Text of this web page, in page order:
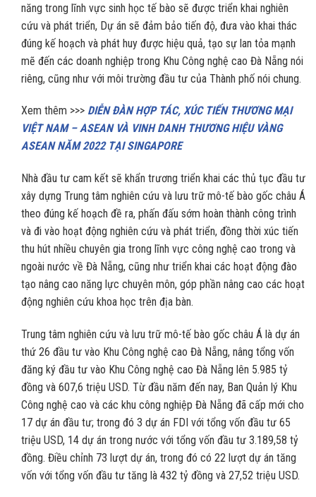
năng trong lĩnh vực sinh học tế bào sẽ được triển khai nghiên
cứu và phát triển, Dự án sẽ đảm bảo tiến độ, đưa vào khai thác
đúng kế hoạch và phát huy được hiệu quả, tạo sự lan tỏa mạnh
mẽ đến các doanh nghiệp trong Khu Công nghệ cao Đà Nẵng nói
riêng, cũng như với môi trường đầu tư của Thành phố nói chung.
Xem thêm >>> DIỄN ĐÀN HỢP TÁC, XÚC TIẾN THƯƠNG MẠI
VIỆT NAM – ASEAN VÀ VINH DANH THƯƠNG HIỆU VÀNG
ASEAN NĂM 2022 TẠI SINGAPORE
Nhà đầu tư cam kết sẽ khẩn trương triển khai các thủ tục đầu tư
xây dựng Trung tâm nghiên cứu và lưu trữ mô-tế bào gốc châu Á
theo đúng kế hoạch đề ra, phấn đấu sớm hoàn thành công trình
và đi vào hoạt động nghiên cứu và phát triển, đồng thời xúc tiến
thu hút nhiều chuyên gia trong lĩnh vực công nghệ cao trong và
ngoài nước về Đà Nẵng, cũng như triển khai các hoạt động đào
tạo nâng cao năng lực chuyên môn, góp phần nâng cao các hoạt
động nghiên cứu khoa học trên địa bàn.
Trung tâm nghiên cứu và lưu trữ mô-tế bào gốc châu Á là dự án
thứ 26 đầu tư vào Khu Công nghệ cao Đà Nẵng, nâng tổng vốn
đăng ký đầu tư vào Khu Công nghệ cao Đà Nẵng lên 5.985 tỷ
đồng và 607,6 triệu USD. Từ đầu năm đến nay, Ban Quản lý Khu
Công nghệ cao và các khu công nghiệp Đà Nẵng đã cấp mới cho
17 dự án đầu tư; trong đó 3 dự án FDI với tổng vốn đầu tư 65
triệu USD, 14 dự án trong nước với tổng vốn đầu tư 3.189,58 tỷ
đồng. Điều chỉnh 73 lượt dự án, trong đó có 22 lượt dự án tăng
vốn với tổng vốn đầu tư tăng là 432 tỷ đồng và 27,52 triệu USD.